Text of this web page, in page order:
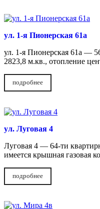
ул. 1-я Пионерская 61а
ул. 1-я Пионерская 61а —
2823,8 м.кв., отопление
подробнее
ул. Луговая 4
Луговая 4 — 64-ти
имеется крышная газовая
подробнее